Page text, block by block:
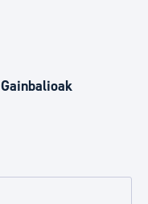
Gainbalioak